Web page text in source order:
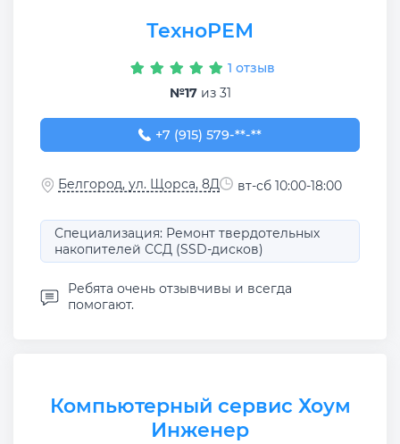
ТехноРЕМ
1 отзыв
№17из 31
+7 (915) 579-69-95
+7 (915) 579-**-**
Белгород, ул. Щорса, 8Д вт-сб 10:00-18:00
Специализация: Ремонт твердотельных
накопителей ССД (SSD-дисков)
Ребята очень отзывчивы и всегда
помогают.
Компьютерный сервис Хоум
Инженер